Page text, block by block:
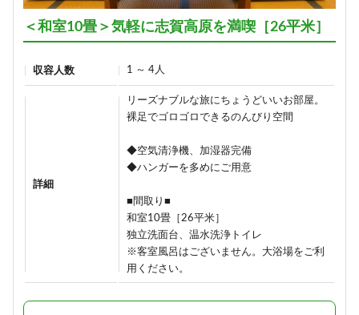
＜和室10畳＞気軽に志賀高原を満喫［26平米］
収容人数 1 ～ 4人
詳細
リーズナブルな旅にちょうどいいお部屋。
裸足でゴロゴロできるのんびり空間
◆空気清浄機、加湿器完備
◆ハンガーを多めにご用意
■間取り■
和室10畳［26平米］
独立洗面台、温水洗浄トイレ
※客室風呂はございません。大浴場をご利
用ください。